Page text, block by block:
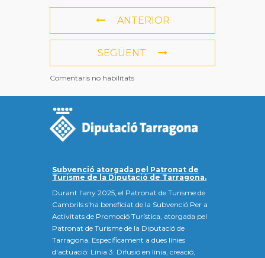
ANTERIOR
SEGÜENT
Comentaris no habilitats
Subvenció atorgada pel Patronat de
Turisme de la Diputació de Tarragona.
Durant l'any 2025, el Patronat de Turisme de
Cambrils s'ha beneficiat de la Subvenció Per a
Activitats de Promoció Turística, atorgada pel
Patronat de Turisme de la Diputació de
Tarragona. Específicament a dues línies
d'actuació: Línia 3: Difusió en línia, creació,